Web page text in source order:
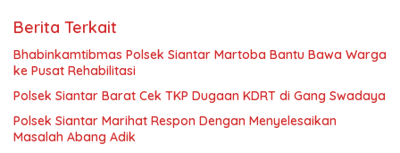
Berita Terkait
Bhabinkamtibmas Polsek Siantar Martoba Bantu Bawa Warga
ke Pusat Rehabilitasi
Polsek Siantar Barat Cek TKP Dugaan KDRT di Gang Swadaya
Polsek Siantar Marihat Respon Dengan Menyelesaikan
Masalah Abang Adik